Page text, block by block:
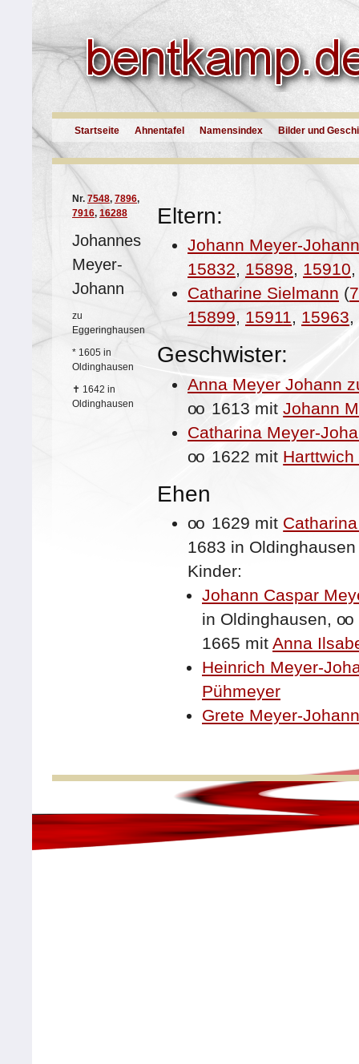
Startseite Ahnentafel Namensindex Bilder und
Nr. 7548, 7896,
7916, 16288
Johannes
Meyer-
Johann
zu
Eggeringhausen
* 1605 in
Oldinghausen
✝ 1642 in
Oldinghausen
Eltern:
Johann Meyer-Johann
15832, 15898, 15910
Catharine Sielmann (
15899, 15911, 15963,
Geschwister:
Anna Meyer Johann
oo 1613 mitJohann
Catharina Meyer-
oo 1622 mit
Ehen
oo 1629 mit
1683 in Oldinghausen
Kinder:
Johann Caspar
in Oldinghausen, oo
1665 mit Anna
Heinrich Meyer-
Pühmeyer
Grete Meyer-Johann